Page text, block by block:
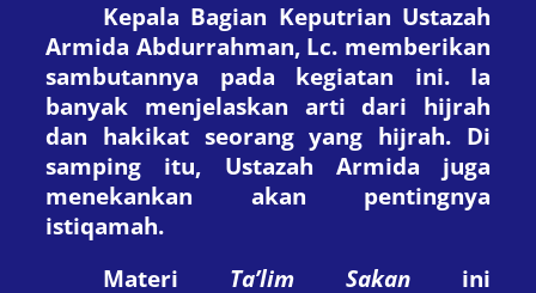
Kepala Bagian Keputrian Ustazah
Armida Abdurrahman, Lc. memberikan
sambutannya pada kegiatan ini. Ia
banyak menjelaskan arti dari hijrah
dan hakikat seorang yang hijrah. Di
samping itu, Ustazah Armida juga
menekankan akan pentingnya
istiqamah.
Materi Ta’lim Sakan ini